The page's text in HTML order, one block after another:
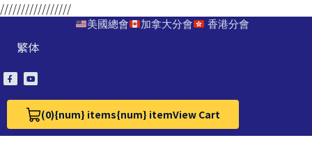
/////////////////
美國總會 加拿大分會 香港分會
繁体
(0)
View Cart 0{num} items{num} itemView Cart